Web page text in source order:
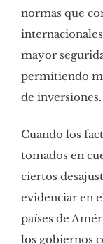
normas que
mayor
permitiendo
de inversiones.
Cuando los
tomados en
ciertos
evidenciar en
países de
los gobiernos